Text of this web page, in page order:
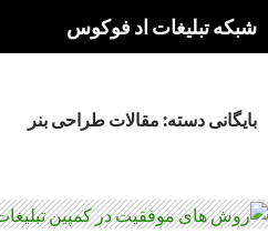
شبکه تبلیغات اد فوکوس
بایگانی دسته: مقالات طراحی بنر